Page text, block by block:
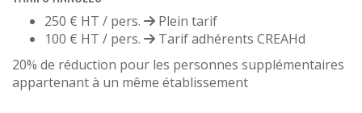
250 € HT / pers.
Plein tarif
100 € HT / pers.
Tarif adhérents CREAHd
20% de réduction pour les personnes supplémentaires
appartenant à un même établissement